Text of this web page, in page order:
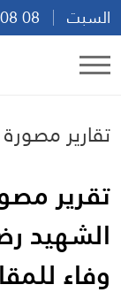
السبت
18:08
تقارير مصورة
تقرير
الشهيد
وفاء